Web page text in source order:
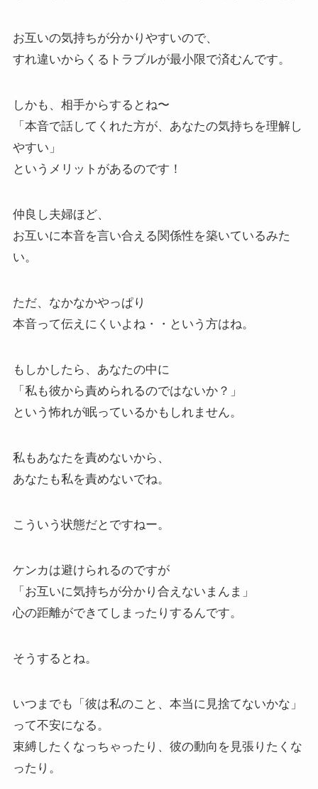
お互いの気持ちが分かりやすいので、
すれ違いからくるトラブルが最小限で済むんです。
しかも、相手からするとね〜
「本音で話してくれた方が、あなたの気持ちを理解し
やすい」
というメリットがあるのです！
仲良し夫婦ほど、
お互いに本音を言い合える関係性を築いているみた
い。
ただ、なかなかやっぱり
本音って伝えにくいよね・・という方はね。
もしかしたら、あなたの中に
「私も彼から責められるのではないか？」
という怖れが眠っているかもしれません。
私もあなたを責めないから、
あなたも私を責めないでね。
こういう状態だとですねー。
ケンカは避けられるのですが
「お互いに気持ちが分かり合えないまんま」
心の距離ができてしまったりするんです。
そうするとね。
いつまでも「彼は私のこと、本当に見捨てないかな」
って不安になる。
束縛したくなっちゃったり、彼の動向を見張りたくな
ったり。